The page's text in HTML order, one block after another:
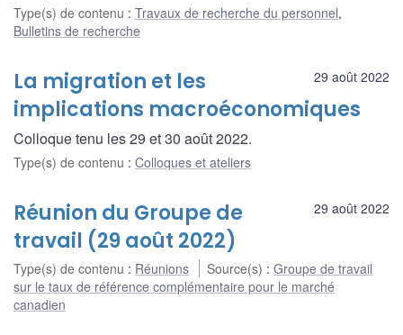
Type(s) de contenu : Travaux de recherche du personnel,
Bulletins de recherche
29 août 2022
La migration et les
implications macroéconomiques
Colloque tenu les 29 et 30 août 2022.
Type(s) de contenu : Colloques et ateliers
29 août 2022
Réunion du Groupe de
travail (29 août 2022)
Type(s) de contenu : Réunions Source(s) :Groupe de travail
sur le taux de référence complémentaire pour le marché
canadien